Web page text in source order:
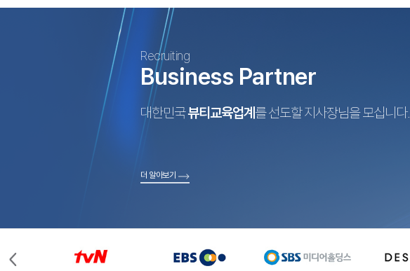
Recruiting
Business Partner
대한민국뷰티교육업계 를 선도할 지사장님을 모십니다.
더 알아보기